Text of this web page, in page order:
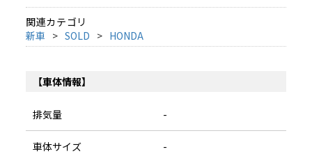
関連カテゴリ
新車
SOLD HONDA
【車体情報】
排気量 -
車体サイズ -